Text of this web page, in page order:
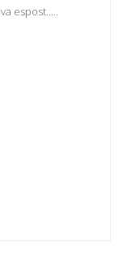
espost.....